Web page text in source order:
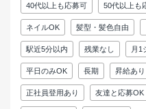
40代以上も応募可 50代以上も
ネイルOK 髪型・髪色自由
駅近5分以内 残業なし 月1
平日のみOK 長期 昇給あり
正社員登用あり 友達と応募OK